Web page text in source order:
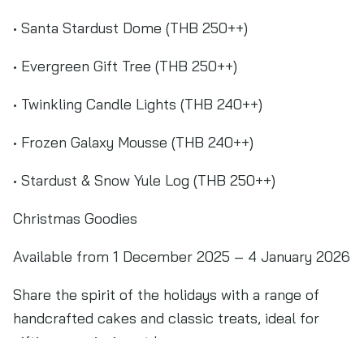
• Santa Stardust Dome (THB 250++)
• Evergreen Gift Tree (THB 250++)
• Twinkling Candle Lights (THB 240++)
• Frozen Galaxy Mousse (THB 240++)
• Stardust & Snow Yule Log (THB 250++)
Christmas Goodies
Available from 1 December 2025 – 4 January 2026
Share the spirit of the holidays with a range of
handcrafted cakes and classic treats, ideal for